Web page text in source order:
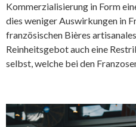
Kommerzialisierung in Form
dies weniger Auswirkungen in
französischen Bières
Reinheitsgebot auch eine
selbst, welche bei den